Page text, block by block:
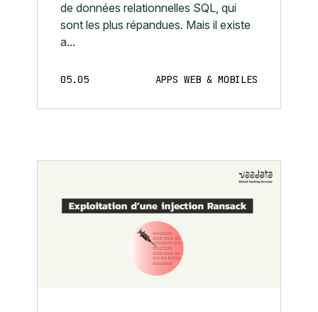
de données relationnelles SQL, qui
sont les plus répandues. Mais il existe
a...
05.05 APPS WEB & MOBILES